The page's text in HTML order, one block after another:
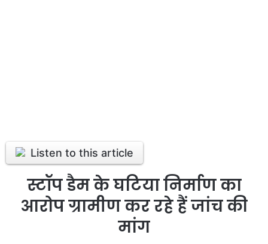
Listen to this article
स्टॉप डैम के घटिया निर्माण का
आरोप ग्रामीण कर रहे हैं जांच की
मांग